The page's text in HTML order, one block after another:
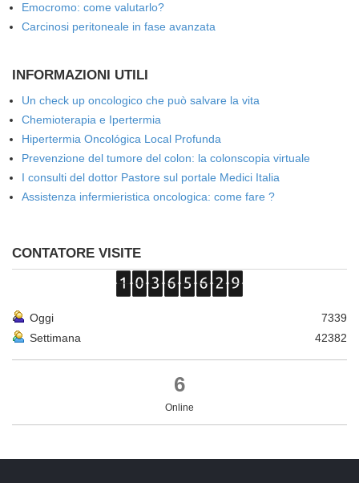
Emocromo: come valutarlo?
Carcinosi peritoneale in fase avanzata
INFORMAZIONI UTILI
Un check up oncologico che può salvare la vita
Chemioterapia e Ipertermia
Hipertermia Oncológica Local Profunda
Prevenzione del tumore del colon: la colonscopia virtuale
I consulti del dottor Pastore sul portale Medici Italia
Assistenza infermieristica oncologica: come fare ?
CONTATORE VISITE
Oggi
7339
Settimana
42382
6
Online